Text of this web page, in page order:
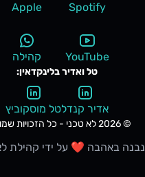
Spotify
Apple
YouTube קהילה
טל ואדיר בלינקדאין:
אדיר קנדלטל מוסקוביץ
© 2026 לא טכני - כל הזכויות שמורות.
נבנה באהבה ❤️ על ידי קהילת